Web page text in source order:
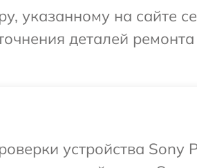
указанному на сайте
деталей
устройства Sony